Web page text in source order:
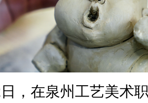
在泉州工艺美术职